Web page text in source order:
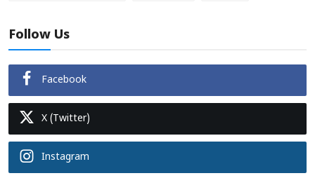
Follow Us
Facebook
X (Twitter)
Instagram